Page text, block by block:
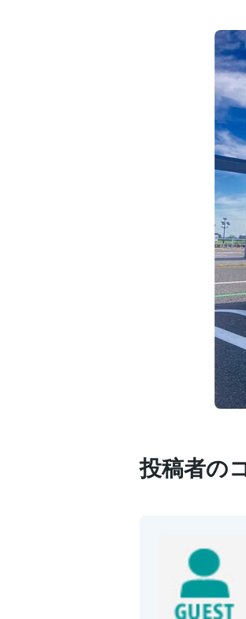
投稿者の